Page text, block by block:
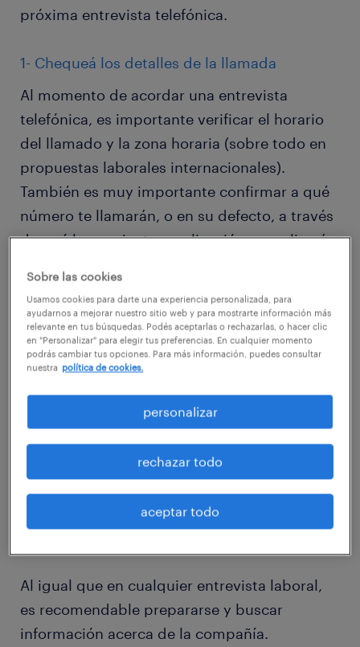
próxima entrevista telefónica.
1- Chequeá los detalles de la llamada
Al momento de acordar una entrevista
telefónica, es importante verificar el horario
del llamado y la zona horaria (sobre todo en
propuestas laborales internacionales).
También es muy importante confirmar a qué
número te llamarán, o en su defecto, a través
de qué herramienta o aplicación se realizará
Asimismo, es importante contar con una vía
de contacto alternativa por si la conexión se
cae.
2- Investigá la empresa
Es muy común pensar que una entrevista
telefónica no es tan importante como una
grande. Por lo tanto, es fundamental evitar la
Al igual que en cualquier entrevista laboral,
es recomendable prepararse y buscar
información acerca de la compañía.
Sobre las cookies
Usamos cookies para darte una experiencia personalizada, para
ayudarnos a mejorar nuestro sitio web y para mostrarte información más
relevante en tus búsquedas. Podés aceptarlas o rechazarlas, o hacer clic
en "Personalizar" para elegir tus preferencias. En cualquier momento
podrás cambiar tus opciones. Para más información, puedes consultar
nuestra política de cookies.
personalizar
rechazar todo
aceptar todo